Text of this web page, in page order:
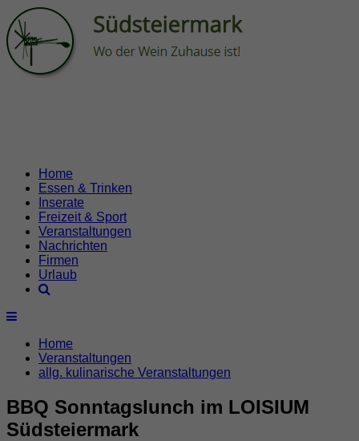
Home
Essen & Trinken
Inserate
Freizeit & Sport
Veranstaltungen
Nachrichten
Firmen
Urlaub
Home
Veranstaltungen
allg. kulinarische Veranstaltungen
BBQ Sonntagslunch im LOISIUM
Südsteiermark